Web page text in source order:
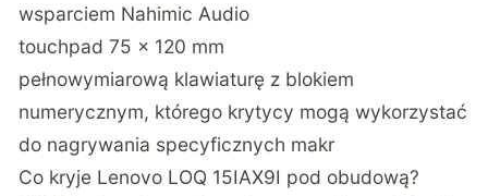
wsparciem Nahimic Audio
touchpad 75 x 120 mm
pełnowymiarową klawiaturę z blokiem
numerycznym, którego krytycy mogą wykorzystać
do nagrywania specyficznych makr
Co kryje Lenovo LOQ 15IAX9I pod obudową?